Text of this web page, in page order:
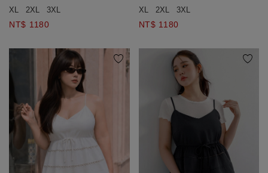
XL 2XL 3XL
NT$ 1180
XL 2XL 3XL
NT$ 1180